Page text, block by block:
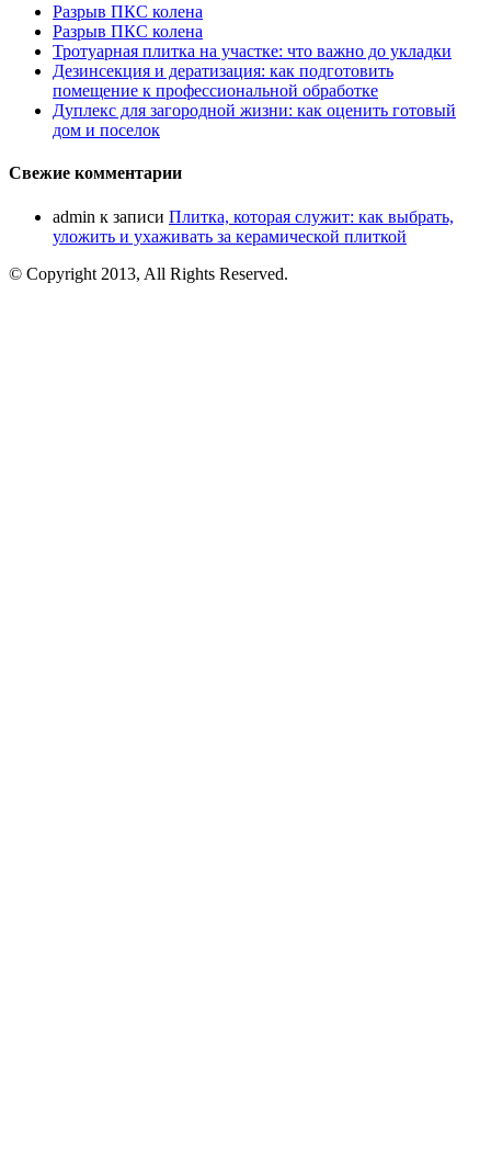
Разрыв ПКС колена
Разрыв ПКС колена
Тротуарная плитка на участке: что важно до укладки
Дезинсекция и дератизация: как подготовить
помещение к профессиональной обработке
Дуплекс для загородной жизни: как оценить готовый
дом и поселок
Свежие комментарии
admin к записи Плитка, которая служит: как выбрать,
уложить и ухаживать за керамической плиткой
© Copyright 2013, All Rights Reserved.